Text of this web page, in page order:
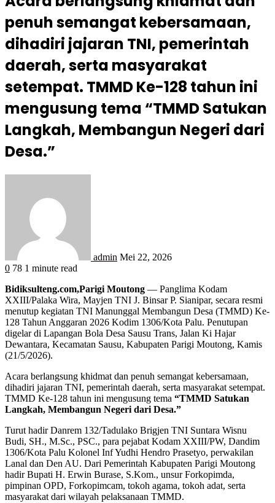
penuh semangat kebersamaan,
dihadiri jajaran TNI, pemerintah
daerah, serta masyarakat
setempat. TMMD Ke-128 tahun ini
mengusung tema “TMMD Satukan
Langkah, Membangun Negeri dari
Desa.”
admin Mei 22, 2026
0 78 1 minute read
Bidiksulteng.com,Parigi Moutong — Panglima Kodam
XXIII/Palaka Wira, Mayjen TNI J. Binsar P. Sianipar, secara resmi
menutup kegiatan TNI Manunggal Membangun Desa (TMMD) Ke-
128 Tahun Anggaran 2026 Kodim 1306/Kota Palu. Penutupan
digelar di Lapangan Bola Desa Sausu Trans, Jalan Ki Hajar
Dewantara, Kecamatan Sausu, Kabupaten Parigi Moutong, Kamis
(21/5/2026).
Acara berlangsung khidmat dan penuh semangat kebersamaan,
dihadiri jajaran TNI, pemerintah daerah, serta masyarakat setempat.
TMMD Ke-128 tahun ini mengusung tema “TMMD Satukan
Langkah, Membangun Negeri dari Desa.”
Turut hadir Danrem 132/Tadulako Brigjen TNI Suntara Wisnu
Budi, SH., M.Sc., PSC., para pejabat Kodam XXIII/PW, Dandim
1306/Kota Palu Kolonel Inf Yudhi Hendro Prasetyo, perwakilan
Lanal dan Den AU. Dari Pemerintah Kabupaten Parigi Moutong
hadir Bupati H. Erwin Burase, S.Kom., unsur Forkopimda,
pimpinan OPD, Forkopimcam, tokoh agama, tokoh adat, serta
masyarakat dari wilayah pelaksanaan TMMD.